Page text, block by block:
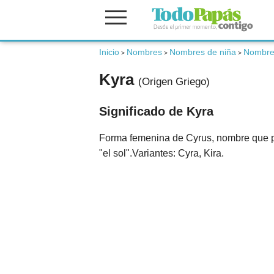
Inicio > Nombres > Nombres de niña >
Kyra (Origen Griego)
Significado de Kyra
Forma femenina de Cyrus, nombre
"el sol".Variantes: Cyra, Kira.